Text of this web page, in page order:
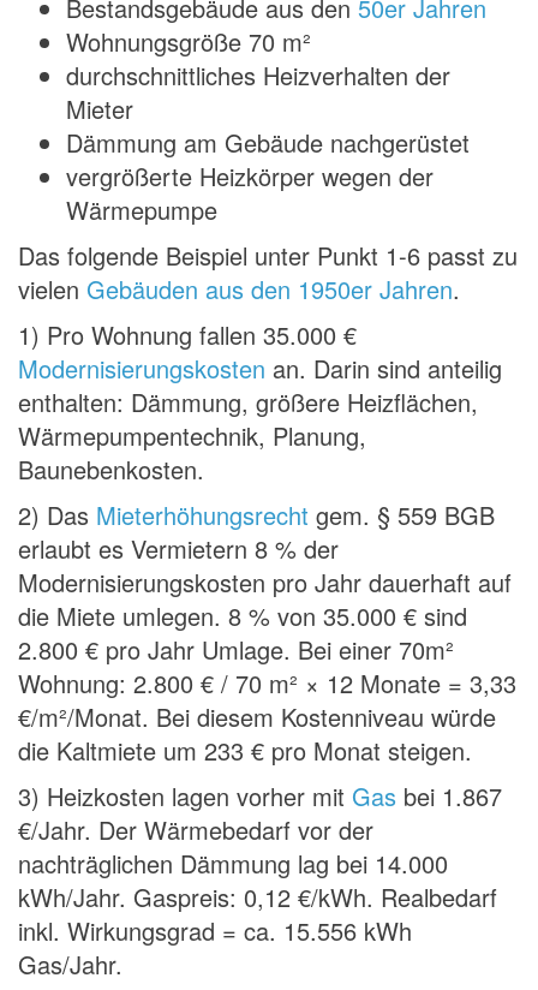
Bestandsgebäude aus den 50er Jahren
Wohnungsgröße 70 m²
durchschnittliches Heizverhalten der
Mieter
Dämmung am Gebäude nachgerüstet
vergrößerte Heizkörper wegen der
Wärmepumpe
Das folgende Beispiel unter Punkt 1-6 passt zu
vielen Gebäuden aus den 1950er Jahren.
1) Pro Wohnung fallen 35.000 €
Modernisierungskosten an. Darin sind anteilig
enthalten: Dämmung, größere Heizflächen,
Wärmepumpentechnik, Planung,
Baunebenkosten.
2) Das Mieterhöhungsrecht gem. § 559 BGB
erlaubt es Vermietern 8 % der
Modernisierungskosten pro Jahr dauerhaft auf
die Miete umlegen. 8 % von 35.000 € sind
2.800 € pro Jahr Umlage. Bei einer 70m²
Wohnung: 2.800 € / 70 m² × 12 Monate = 3,33
€/m²/Monat. Bei diesem Kostenniveau würde
die Kaltmiete um 233 € pro Monat steigen.
3) Heizkosten lagen vorher mit Gas bei 1.867
€/Jahr. Der Wärmebedarf vor der
nachträglichen Dämmung lag bei 14.000
kWh/Jahr. Gaspreis: 0,12 €/kWh. Realbedarf
inkl. Wirkungsgrad = ca. 15.556 kWh
Gas/Jahr.